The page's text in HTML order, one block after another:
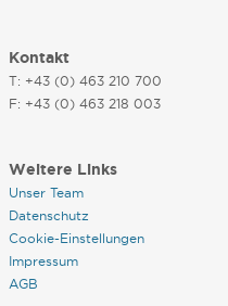
Kontakt
T: +43 (0) 463 210 700
F: +43 (0) 463 218 003
Weitere Links
Unser Team
Datenschutz
Cookie-Einstellungen
Impressum
AGB